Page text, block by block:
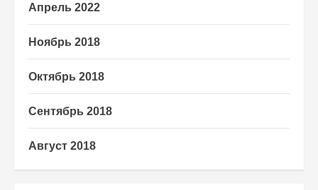
Апрель 2022
Ноябрь 2018
Октябрь 2018
Сентябрь 2018
Август 2018